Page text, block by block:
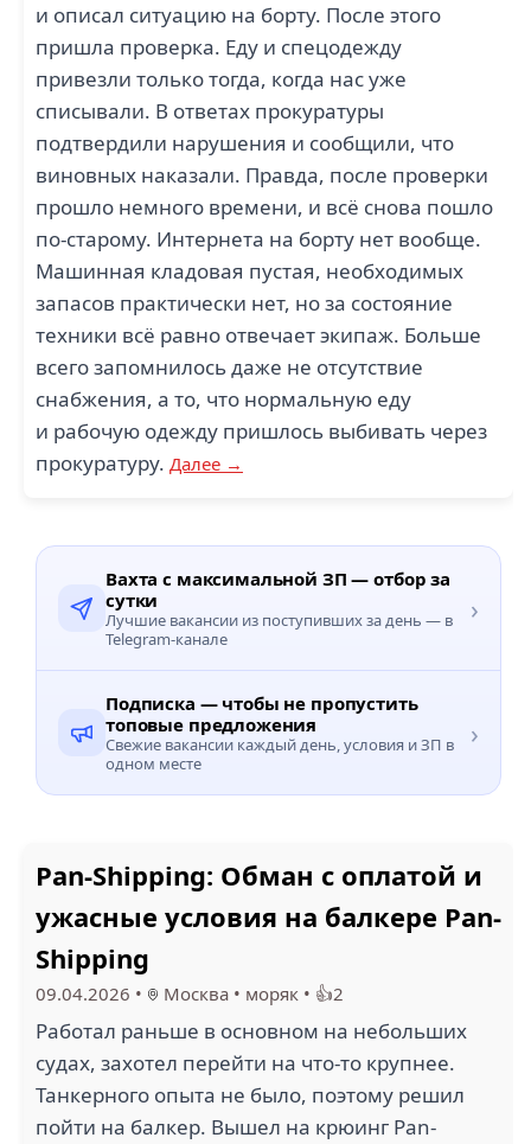
и описал ситуацию на борту. После этого
пришла проверка. Еду и спецодежду
привезли только тогда, когда нас уже
списывали. В ответах прокуратуры
подтвердили нарушения и сообщили, что
виновных наказали. Правда, после проверки
прошло немного времени, и всё снова пошло
по-старому. Интернета на борту нет вообще.
Машинная кладовая пустая, необходимых
запасов практически нет, но за состояние
техники всё равно отвечает экипаж. Больше
всего запомнилось даже не отсутствие
снабжения, а то, что нормальную еду
и рабочую одежду пришлось выбивать через
прокуратуру. Далее →
Вахта с максимальной ЗП — отбор за
сутки
Лучшие вакансии из поступивших за день — в
Telegram-канале
›
Подписка — чтобы не пропустить
топовые предложения
Свежие вакансии каждый день, условия и ЗП в
одном месте
›
Pan-Shipping: Обман с оплатой и
ужасные условия на балкере Pan-
Shipping
09.04.2026 • Москва • моряк • 👍2
Работал раньше в основном на небольших
судах, захотел перейти на что-то крупнее.
Танкерного опыта не было, поэтому решил
пойти на балкер. Вышел на крюинг Pan-